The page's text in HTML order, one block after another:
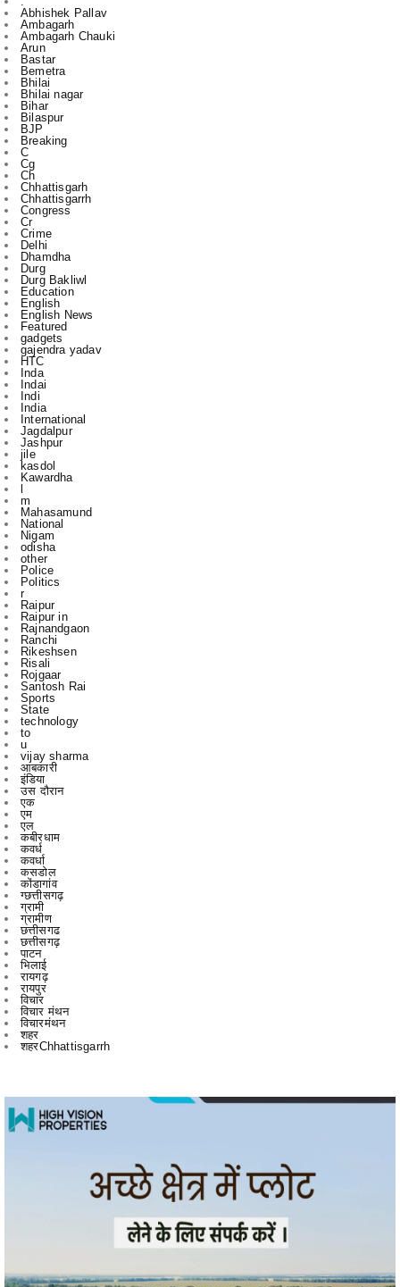
Bastar
Bemetra
Bhilai
Bhilai nagar
Bihar
Bilaspur
BJP
Breaking
C
Cg
Ch
Chhattisgarh
Chhattisgarrh
Congress
Cr
Crime
Delhi
Dhamdha
Durg
Durg Bakliwl
Education
English
English News
Featured
gadgets
gajendra yadav
HTC
Inda
Indai
Indi
India
International
Jagdalpur
Jashpur
jile
kasdol
Kawardha
l
m
Mahasamund
National
Nigam
odisha
other
Police
Politics
r
Raipur
Raipur in
Rajnandgaon
Ranchi
Rikeshsen
Risali
Rojgaar
Santosh Rai
Sports
State
technology
to
u
vijay sharma
आबकारी
इंडिया
उस दौरान
एक
एम
एल
कबीरधाम
कवर्ध
कवर्धा
कसडोल
कोंडागांव
ग्छत्तीसगढ़
ग्रामी
ग्रामीण
छत्तीसगढ
छत्तीसगढ़
पाटन
भिलाई
रायगढ़
रायपुर
विचार
विचार मंथन
विचारमंथन
शहर
शहरChhattisgarrh